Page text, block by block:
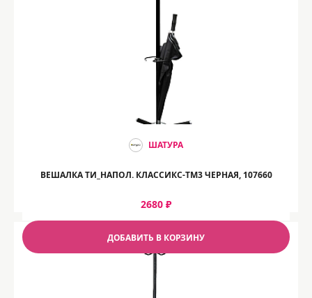
ШАТУРА
ВЕШАЛКА ТИ_НАПОЛ. КЛАССИКС-ТМ3 ЧЕРНАЯ, 107660
2680 ₽
ДОБАВИТЬ В КОРЗИНУ